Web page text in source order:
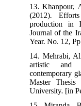
13.
Year.
14.